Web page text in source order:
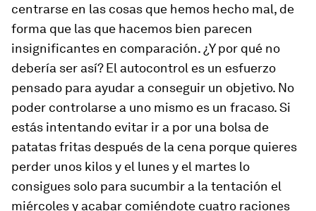
centrarse en las cosas que hemos hecho mal, de
forma que las que hacemos bien parecen
insignificantes en comparación. ¿Y por qué no
debería ser así? El autocontrol es un esfuerzo
pensado para ayudar a conseguir un objetivo. No
poder controlarse a uno mismo es un fracaso. Si
estás intentando evitar ir a por una bolsa de
patatas fritas después de la cena porque quieres
perder unos kilos y el lunes y el martes lo
consigues solo para sucumbir a la tentación el
miércoles y acabar comiéndote cuatro raciones